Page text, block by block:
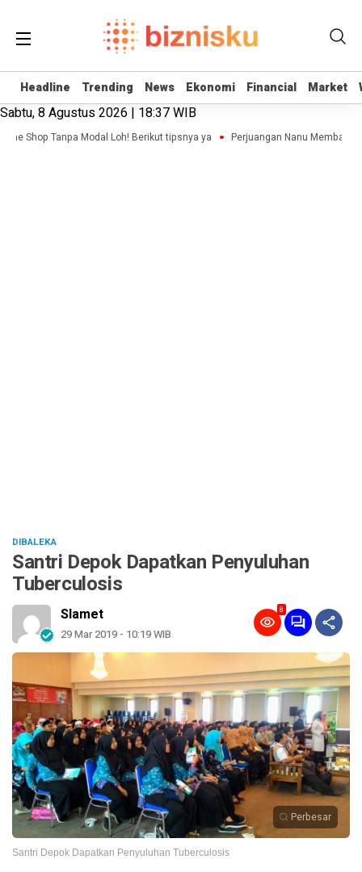
Headline Trending News Ekonomi Financial Market
Headline Trending News Ekonomi Financial Market
Sabtu, 8 Agustus 2026 | 18:37 WIB
Shop Tanpa Modal Loh! Berikut tipsnya ya Perjuangan Nanu
DIBALEKA
Santri Depok Dapatkan Penyuluhan
Tuberculosis
Slamet
29 Mar 2019 - 10:19 WIB
8
Perbesar
Santri Depok Dapatkan Penyuluhan Tuberculosis